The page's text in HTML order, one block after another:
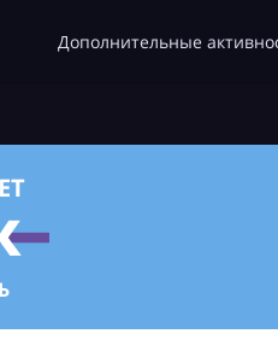
Дополнительные